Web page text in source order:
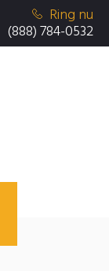
Ring nu
(888) 784-0532